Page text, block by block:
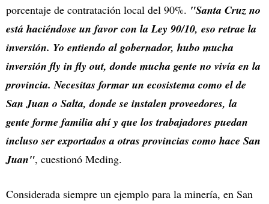
porcentaje de contratación local del 90%. "Santa Cruz no
está haciéndose un favor con la Ley 90/10, eso retrae la
inversión. Yo entiendo al gobernador, hubo mucha
inversión fly in fly out, donde mucha gente no vivía en la
provincia. Necesitas formar un ecosistema como el de
San Juan o Salta, donde se instalen proveedores, la
gente forme familia ahí y que los trabajadores puedan
incluso ser exportados a otras provincias como hace San
Juan", cuestionó Meding.
Considerada siempre un ejemplo para la minería, en San